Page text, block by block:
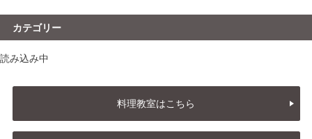
カテゴリー
読み込み中
料理教室はこちら